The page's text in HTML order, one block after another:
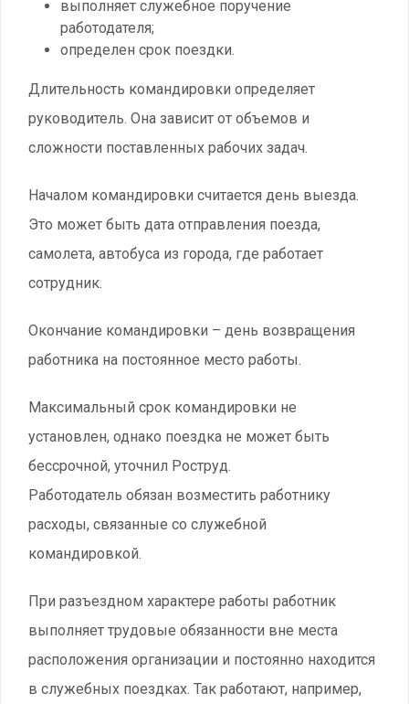
выполняет служебное поручение
работодателя;
определен срок поездки.
Длительность командировки определяет
руководитель. Она зависит от объемов и
сложности поставленных рабочих задач.
Началом командировки считается день выезда.
Это может быть дата отправления поезда,
самолета, автобуса из города, где работает
сотрудник.
Окончание командировки – день возвращения
работника на постоянное место работы.
Максимальный срок командировки не
установлен, однако поездка не может быть
бессрочной, уточнил Роструд.
Работодатель обязан возместить работнику
расходы, связанные со служебной
командировкой.
При разъездном характере работы работник
выполняет трудовые обязанности вне места
расположения организации и постоянно находится
в служебных поездках. Так работают, например,